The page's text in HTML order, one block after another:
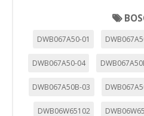
DWB067A50-01
DWB067A50-04
DWB067A50B-03
DWB06W65102